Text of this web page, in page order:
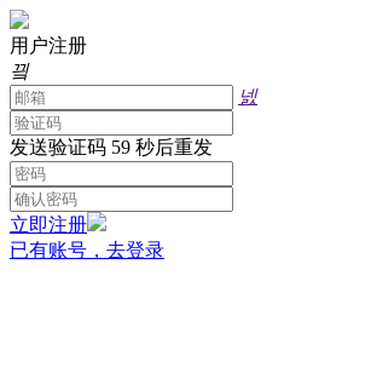
用户注册
끸
넰
发送验证码 59 秒后重发
立即注册
已有账号，去登录